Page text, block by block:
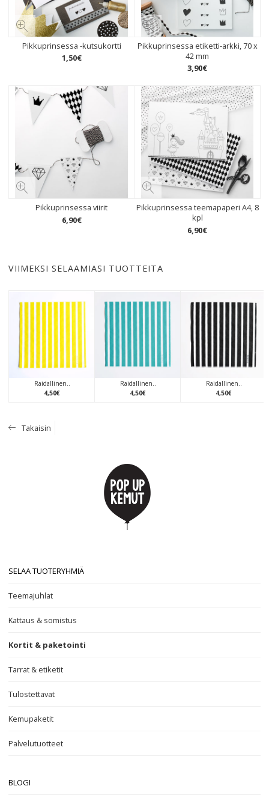
Pikkuprinsessa -kutsukortti
1,50€
Pikkuprinsessa etiketti-arkki, 70 x
42 mm
3,90€
Pikkuprinsessa viirit
6,90€
Pikkuprinsessa teemapaperi A4, 8
kpl
6,90€
VIIMEKSI SELAAMIASI TUOTTEITA
Raidallinen..
4,50€
Raidallinen..
4,50€
Raidallinen..
4,50€
Takaisin
SELAA TUOTERYHMIÄ
Teemajuhlat
Kattaus & somistus
Kortit & paketointi
Tarrat & etiketit
Tulostettavat
Kemupaketit
Palvelutuotteet
BLOGI